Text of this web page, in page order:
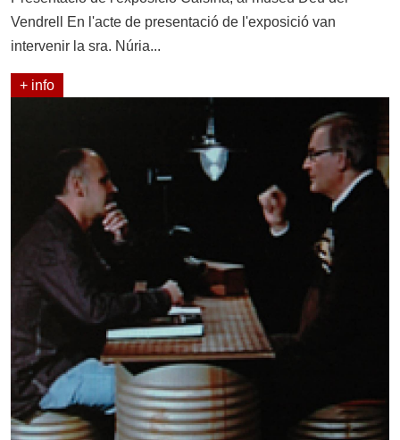
Vendrell En l'acte de presentació de l'exposició van
intervenir la sra. Núria...
+ info